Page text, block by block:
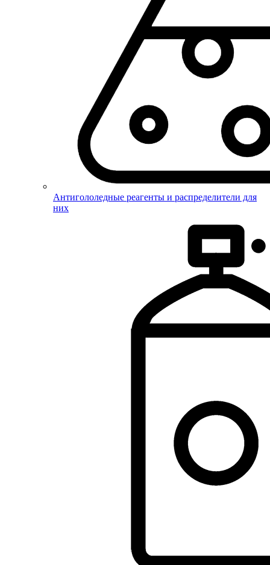
Антигололедные реагенты и распределители для
них